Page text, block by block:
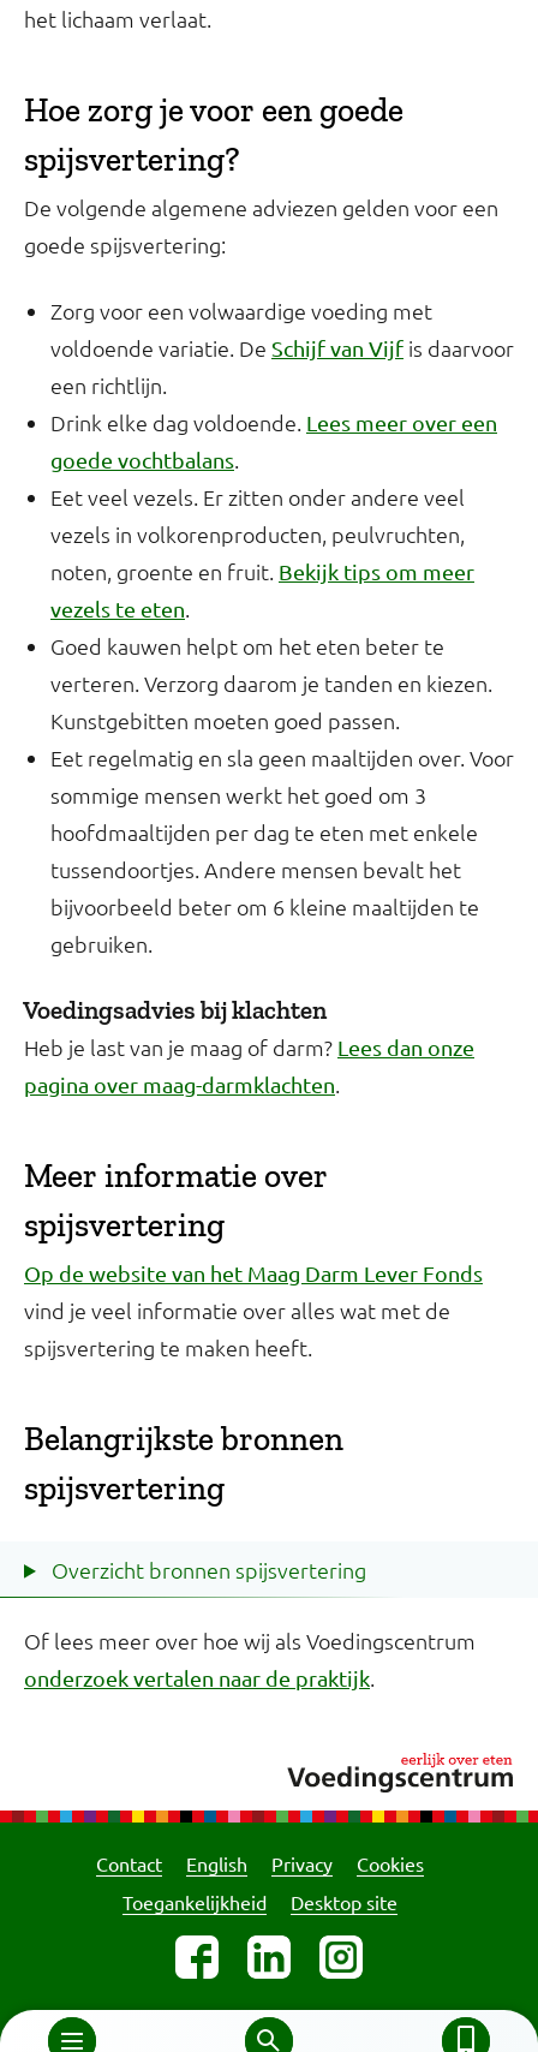
het lichaam verlaat.
Hoe zorg je voor een goede
spijsvertering?
De volgende algemene adviezen gelden voor een
goede spijsvertering:
Zorg voor een volwaardige voeding met
voldoende variatie. De Schijf van Vijf is daarvoor
een richtlijn.
Drink elke dag voldoende. Lees meer over een
goede vochtbalans.
Eet veel vezels. Er zitten onder andere veel
vezels in volkorenproducten, peulvruchten,
noten, groente en fruit. Bekijk tips om meer
vezels te eten.
Goed kauwen helpt om het eten beter te
verteren. Verzorg daarom je tanden en kiezen.
Kunstgebitten moeten goed passen.
Eet regelmatig en sla geen maaltijden over. Voor
sommige mensen werkt het goed om 3
hoofdmaaltijden per dag te eten met enkele
tussendoortjes. Andere mensen bevalt het
bijvoorbeeld beter om 6 kleine maaltijden te
gebruiken.
Voedingsadvies bij klachten
Heb je last van je maag of darm? Lees dan onze
pagina over maag-darmklachten.
Meer informatie over
spijsvertering
Op de website van het Maag Darm Lever Fonds
vind je veel informatie over alles wat met de
spijsvertering te maken heeft.
Belangrijkste bronnen
spijsvertering
Overzicht bronnen spijsvertering
Of lees meer over hoe wij als Voedingscentrum
onderzoek vertalen naar de praktijk.
Contact English Privacy
Cookies
Toegankelijkheid
Desktop site